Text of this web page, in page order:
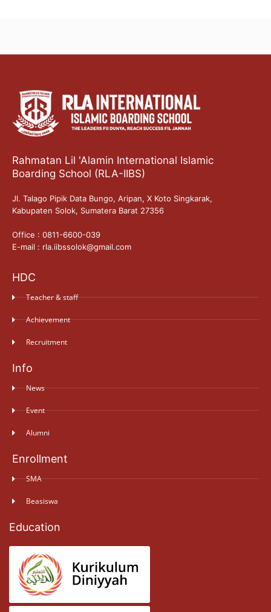
Rahmatan Lil 'Alamin International Islamic
Boarding School (RLA-IIBS)
Jl. Talago Pipik Data Bungo, Aripan, X Koto Singkarak,
Kabupaten Solok, Sumatera Barat 27356
Office : 0811-6600-039
E-mail : rla.iibssolok@gmail.com
HDC
Teacher & staff
Achievement
Recruitment
Info
News
Event
Alumni
Enrollment
SMA
Beasiswa
Education